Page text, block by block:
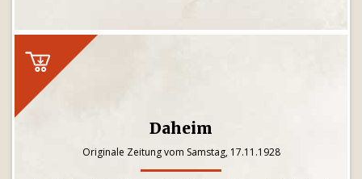
Daheim
Originale Zeitung vom Samstag, 17.11.1928